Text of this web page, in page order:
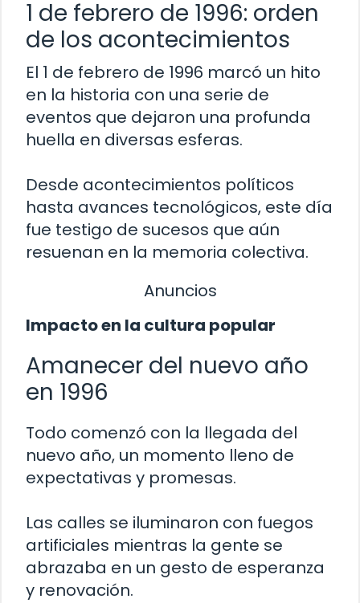
1 de febrero de 1996: orden
de los acontecimientos
El 1 de febrero de 1996 marcó un hito
en la historia con una serie de
eventos que dejaron una profunda
huella en diversas esferas.
Desde acontecimientos políticos
hasta avances tecnológicos, este día
fue testigo de sucesos que aún
resuenan en la memoria colectiva.
Anuncios
Impacto en la cultura popular
Amanecer del nuevo año
en 1996
Todo comenzó con la llegada del
nuevo año, un momento lleno de
expectativas y promesas.
Las calles se iluminaron con fuegos
artificiales mientras la gente se
abrazaba en un gesto de esperanza
y renovación.